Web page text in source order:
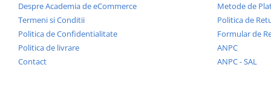
Despre Academia de eCommerce
Termeni si Conditii
Politica de Confidentialitate
Politica de livrare
Contact
Metode de
Politica de
Formular de
ANPC
ANPC - SAL